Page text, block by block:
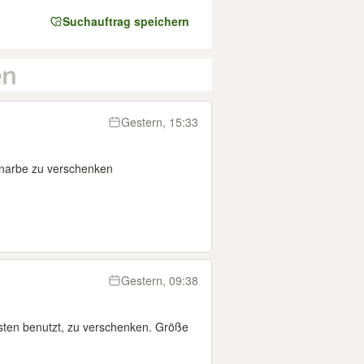
Suchauftrag speichern
Gestern, 15:33
zu verschenken
Gestern, 09:38
benutzt, zu verschenken. Größe